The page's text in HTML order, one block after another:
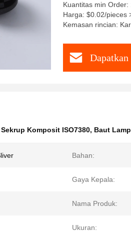
Kuantitas min Order:
Harga: $0.02/pieces
Kemasan rincian:
Sekrup Komposit ISO7380, Baut
Bahan:
Gaya Kepala:
Nama Produk:
Ukuran: